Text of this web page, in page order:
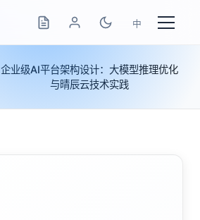
中
企业级AI平台架构设计：大模型推理优化
与晴辰云技术实践